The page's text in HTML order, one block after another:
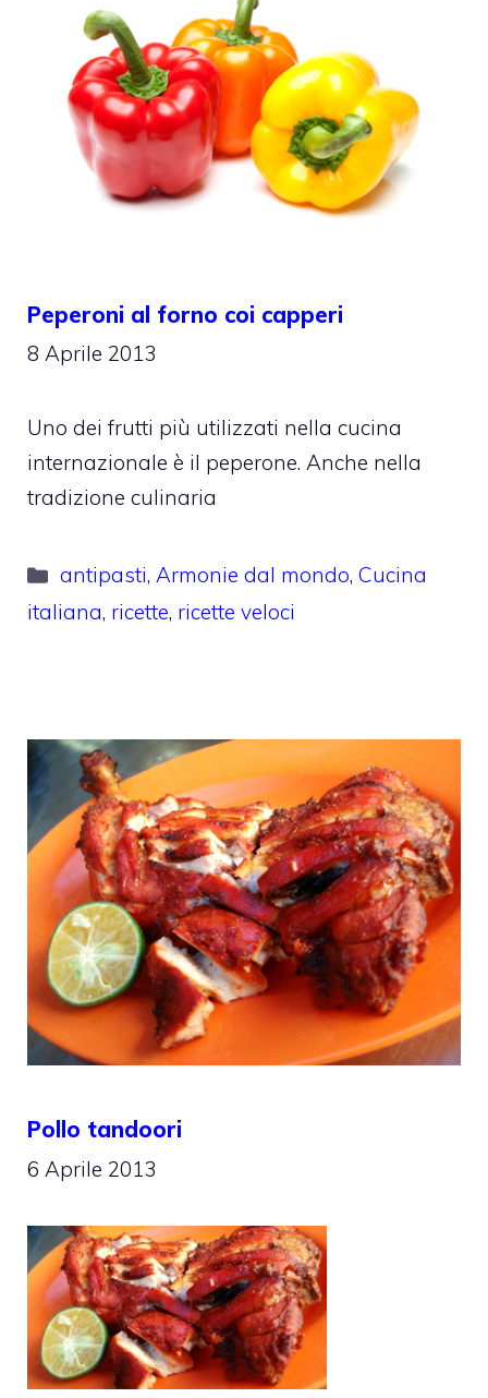
Peperoni al forno coi capperi
8 Aprile 2013
Uno dei frutti più utilizzati nella cucina
internazionale è il peperone. Anche nella
tradizione culinaria
Categorie
antipasti,Armonie dal mondo,Cucina
italiana, ricette, ricette veloci
Pollo tandoori
6 Aprile 2013